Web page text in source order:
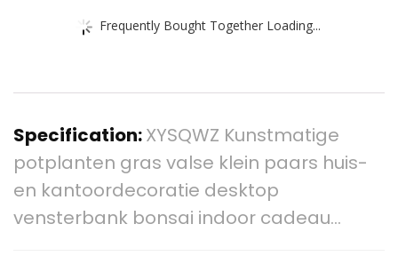
Frequently Bought Together Loading...
Specification:XYSQWZ Kunstmatige
potplanten gras valse klein paars huis-
en kantoordecoratie desktop
vensterbank bonsai indoor cadeau…